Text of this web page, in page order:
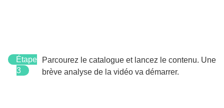
Étape
3
Parcourez le catalogue et lancez le contenu. Une
brève analyse de la vidéo va démarrer.